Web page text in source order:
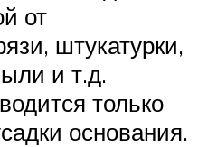
от
штукатурки,
и т.д.
только
основания.